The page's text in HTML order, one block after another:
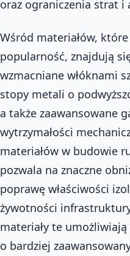
oraz ograniczenia strat i
Wśród materiałów,
popularność, znajdują
wzmacniane włóknami
stopy metali o
a także zaawansowane
wytrzymałości
materiałów w budowie
pozwala na znaczne
poprawę właściwości
żywotności
materiały te
o bardziej